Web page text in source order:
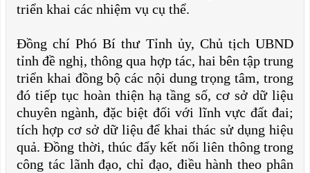
triển khai các nhiệm vụ cụ thể.
Đồng chí Phó Bí thư Tỉnh ủy, Chủ tịch UBND
tỉnh đề nghị, thông qua hợp tác, hai bên tập trung
triển khai đồng bộ các nội dung trọng tâm, trong
đó tiếp tục hoàn thiện hạ tầng số, cơ sở dữ liệu
chuyên ngành, đặc biệt đối với lĩnh vực đất đai;
tích hợp cơ sở dữ liệu để khai thác sử dụng hiệu
quả. Đồng thời, thúc đẩy kết nối liên thông trong
công tác lãnh đạo, chỉ đạo, điều hành theo phân